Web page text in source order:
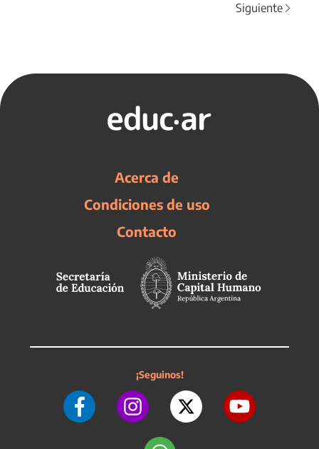
Siguiente
Acerca de
Condiciones de uso
Contacto
¡Seguinos!